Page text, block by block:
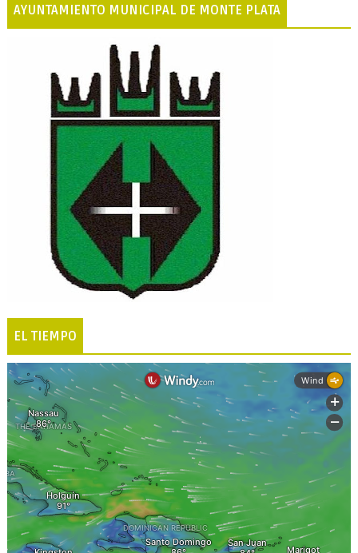
AYUNTAMIENTO MUNICIPAL DE MONTE PLATA
EL TIEMPO